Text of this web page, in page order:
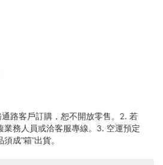
路客戶訂購，恕不開放零售。2. 若
業務人員或洽客服專線。3. 空運預定
成"箱"出貨。